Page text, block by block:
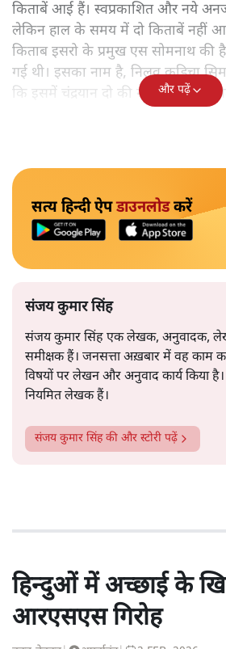
किताबें आई हैं। स्वप्रकाशित और नये
लेकिन हाल के समय में दो किताबें नहीं
किताब इसरो के प्रमुख एस सोमनाथ की
गई थी। इसका नाम है, निलवु कुडिचा
कि इसमें चंद्रयान दो की नाकामी से
और पढ़ें
सत्य हिन्दी ऐपडाउनलोडकरें
संजय कुमार सिंह
संजय कुमार सिंह एक लेखक, अनुवादक,
समीक्षक हैं। जनसत्ता अख़बार में वह काम
विषयों पर लेखन और अनुवाद कार्य किया
नियमित लेखक हैं।
संजय कुमार सिंहकी और स्टोरी पढ़ें
हिन्दुओं में अच्छाई के
आरएसएस गिरोह